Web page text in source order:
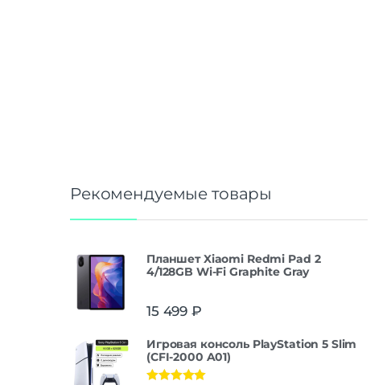
Рекомендуемые товары
Планшет Xiaomi Redmi Pad 2
4/128GB Wi-Fi Graphite Gray
15 499 ₽
Игровая консоль PlayStation 5 Slim
(CFI-2000 A01)